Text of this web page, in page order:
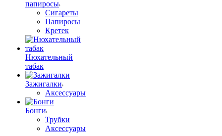
папиросы
Сигареты
Папиросы
Кретек
Нюхательный
табак
Зажигалки
Аксессуары
Бонги
Трубки
Аксессуары